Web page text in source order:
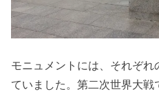
モニュメントには、それぞ
ていました。第二次世界大